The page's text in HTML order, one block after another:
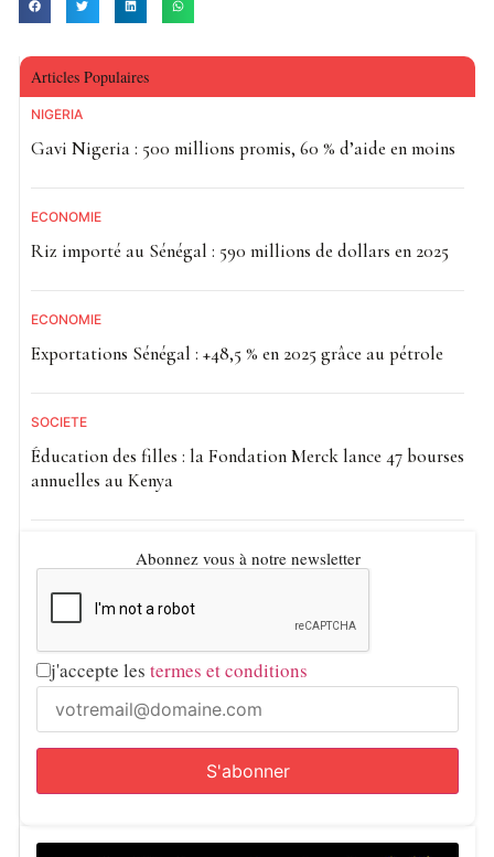
Articles Populaires
NIGÉRIA
Gavi Nigeria : 500 millions promis, 60 % d’aide en moins
ECONOMIE
Riz importé au Sénégal : 590 millions de dollars en 2025
ECONOMIE
Exportations Sénégal : +48,5 % en 2025 grâce au pétrole
SOCIETE
Éducation des filles : la Fondation Merck lance 47 bourses
annuelles au Kenya
Abonnez vous à notre newsletter
j'accepte les termes et conditions